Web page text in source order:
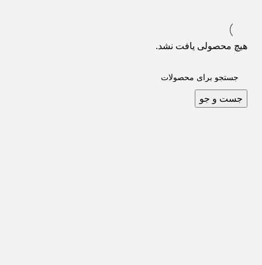
هیچ محصولی یافت نشد.
جست و جو